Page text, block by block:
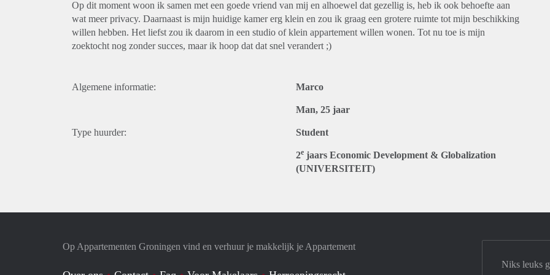
Op dit moment woon ik samen met een goede vriend van mij en alhoewel dat gezellig is, heb ik ook behoefte aan
wat meer privacy. Daarnaast is mijn huidige kamer erg klein en zou ik graag een grotere ruimte tot mijn beschikking
willen hebben. Het liefst zou ik daarom in een studio of klein appartement willen wonen. Tot nu toe is mijn
zoektocht nog zonder succes, maar ik hoop dat dat snel verandert ;)
Algemene informatie: Marco
Man, 25 jaar
Type huurder: Student
2e jaars Economic Development & Globalization
(UNIVERSITEIT)
Op Appartementen Groningen vind en verhuur je makkelijk je Appartement
Niks leuks